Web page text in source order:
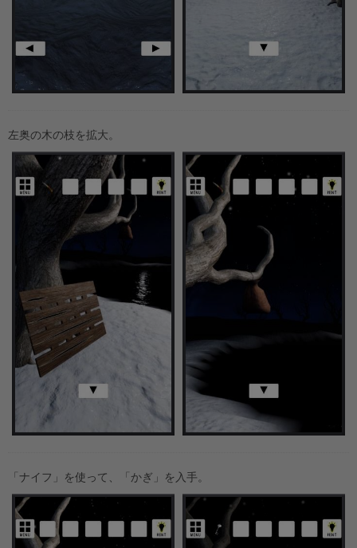
左奥の木の枝を拡大。
「ナイフ」を使って、「かぎ」を入手。